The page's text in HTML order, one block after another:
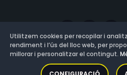
Versió:
Utilitzem cookies per recopilar i
rendiment i l’ús del lloc web, per
millorar i personalitzar el contingut.